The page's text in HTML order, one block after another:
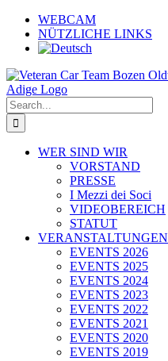
Skip
content
WEBCAM
NÜTZLICHE LINKS
Search
for:
WER SIND WIR
VORSTAND
PRESSE
I Mezzi dei Soci
VIDEOBEREICH
STATUT
VERANSTALTUNGEN
EVENTS 2026
EVENTS 2025
EVENTS 2024
EVENTS 2023
EVENTS 2022
EVENTS 2021
EVENTS 2020
EVENTS 2019